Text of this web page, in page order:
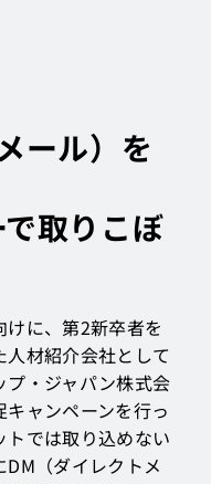
ール）を
取りこぼ
に、第2新卒者を
材紹介会社として
・ジャパン株式会
ャンペーンを行っ
では取り込めない
（ダイレクトメ